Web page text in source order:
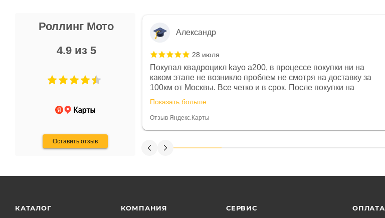
Роллинг Мото
4.9 из 5
Оставить отзыв
Не понравились условия
и дают только на год)
Александр
28 июля
Покупал квадроцикл kayo a200, в процессе покупки ни на
каком этапе не возникло проблем не смотря на доставку за
100км от Москвы. Все четко и в срок. После покупки на
спидометре всегда был 0, при этом представители магазина
постоянно были на связи и в итоге проблема была решена.
Считаю, что это говорит о небезразличии к клиенту после
Показать больше
Отзыв Яндекс.Карты
КАТАЛОГ КОМПАНИЯ СЕРВИС ОПЛАТА